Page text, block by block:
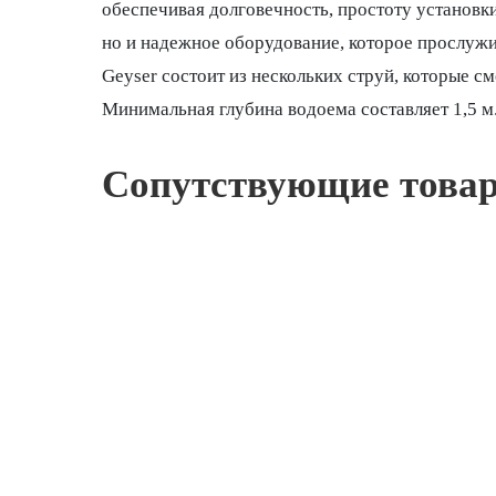
обеспечивая долговечность, простоту
но и надежное оборудование, которое
Geyser состоит из нескольких струй,
Минимальная глубина водоема составляет 1,5
Сопутствующие